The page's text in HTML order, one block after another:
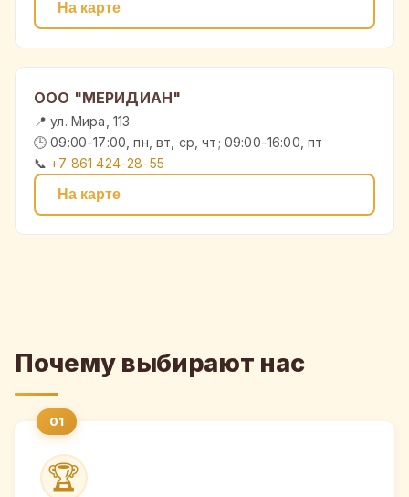
На карте
ООО "МЕРИДИАН"
📍 ул. Мира, 113
🕒 09:00-17:00, пн, вт, ср, чт; 09:00-16:00, пт
📞 +7 861 424-28-55
На карте
Почему выбирают нас
🏆